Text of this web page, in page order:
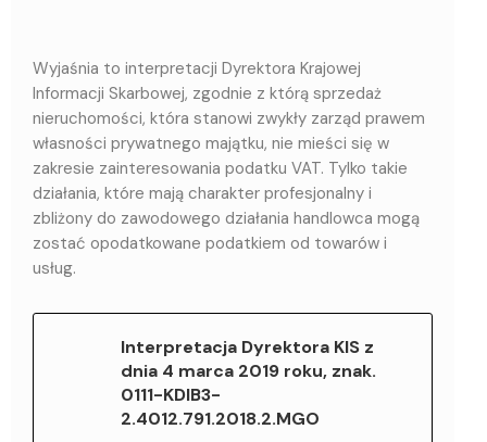
Wyjaśnia to interpretacji Dyrektora Krajowej
Informacji Skarbowej, zgodnie z którą sprzedaż
nieruchomości, która stanowi zwykły zarząd prawem
własności prywatnego majątku, nie mieści się w
zakresie zainteresowania podatku VAT. Tylko takie
działania, które mają charakter profesjonalny i
zbliżony do zawodowego działania handlowca mogą
zostać opodatkowane podatkiem od towarów i
usług.
Interpretacja Dyrektora KIS z
dnia 4 marca 2019 roku, znak.
0111-KDIB3-
2.4012.791.2018.2.MGO